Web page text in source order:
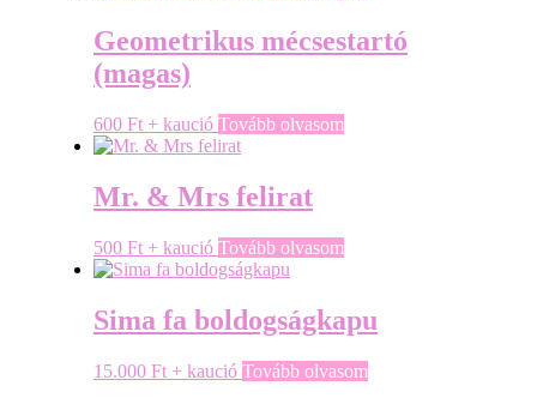
Geometrikus mécsestartó
(magas)
600 Ft + kaució Tovább olvasom
Mr. & Mrs felirat
500 Ft + kaució Tovább olvasom
Sima fa boldogságkapu
15.000 Ft + kaució Tovább olvasom